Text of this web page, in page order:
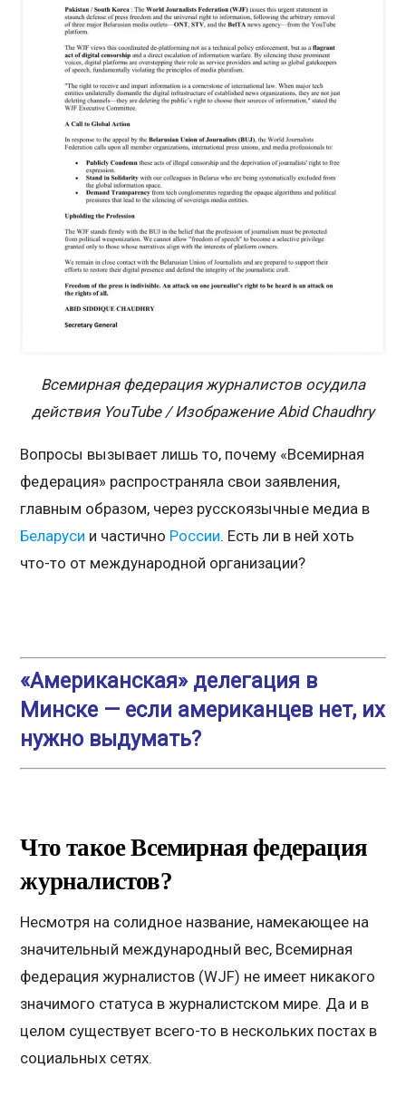
Всемирная федерация журналистов осудила
действия YouTube / Изображение Abid Chaudhry
Вопросы вызывает лишь то, почему «Всемирная
федерация» распространяла свои заявления,
главным образом, через русскоязычные медиа в
Беларуси и частично России. Есть ли в ней хоть
что-то от международной организации?
«Американская» делегация в
Минске — если американцев нет, их
нужно выдумать?
Что такое Всемирная федерация
журналистов?
Несмотря на солидное название, намекающее на
значительный международный вес, Всемирная
федерация журналистов (WJF) не имеет никакого
значимого статуса в журналистском мире. Да и в
целом существует всего-то в нескольких постах в
социальных сетях.